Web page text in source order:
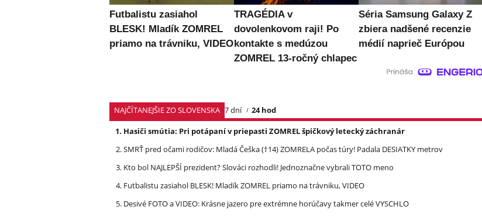
Futbalistu zasiahol
BLESK! Mladík ZOMREL
priamo na trávniku, VIDEO
TRAGÉDIA v
dovolenkovom raji! Po
kontakte s medúzou
ZOMREL 13-ročný chlapec
Séria Samsung Galaxy Z
zbiera nadšené recenzie
médií naprieč Európou
NAJČÍTANEJŠIE ZO SLOVENSKA 7 dní
24 hod
Hasiči smútia: Pri potápaní v priepasti ZOMREL špičkový letecký záchranár
SMRŤ pred očami rodičov: Mladá Češka (†14) ZOMRELA počas túry! Padala DESIATKY metrov
Kto bol NAJLEPŠÍ prezident? Slováci rozhodli! Jednoznačne vybrali TOTO meno
Futbalistu zasiahol BLESK! Mladík ZOMREL priamo na trávniku, VIDEO
Desivé FOTO a VIDEO: Krásne jazero pre extrémne horúčavy takmer celé VYSCHLO